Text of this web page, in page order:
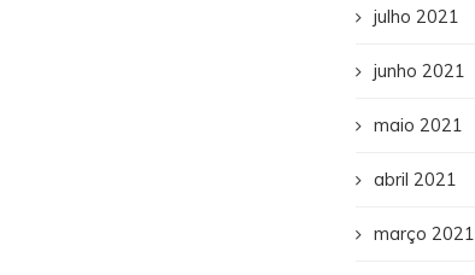
julho 2021
junho 2021
maio 2021
abril 2021
março 2021